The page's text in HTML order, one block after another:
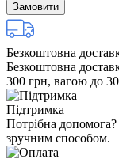
Замовити
Безкоштовна
Безкоштовна
300 грн, вагою до
Підтримка
Потрібна
зручним способом.